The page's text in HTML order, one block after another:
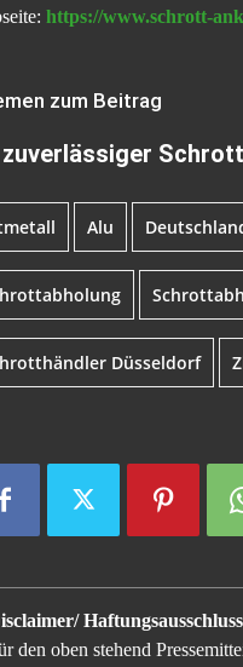
https://www.schrott-
zum Beitrag
Alu
Düsseldorf
den oben stehend